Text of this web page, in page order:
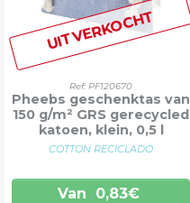
UITVERKOCHT
Ref: PF120670
Pheebs geschenktas van
150 g/m² GRS gerecycled
katoen, klein, 0,5 l
COTTON RECICLADO
Van 0,83€